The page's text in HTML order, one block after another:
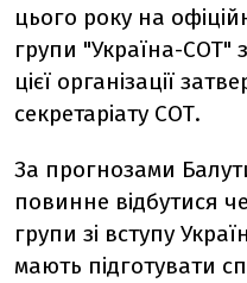
цього року на
групи "Україна-СОТ"
цієї організації
секретаріату СОТ.
За прогнозами
повинне відбутися
групи зі вступу
мають підготувати